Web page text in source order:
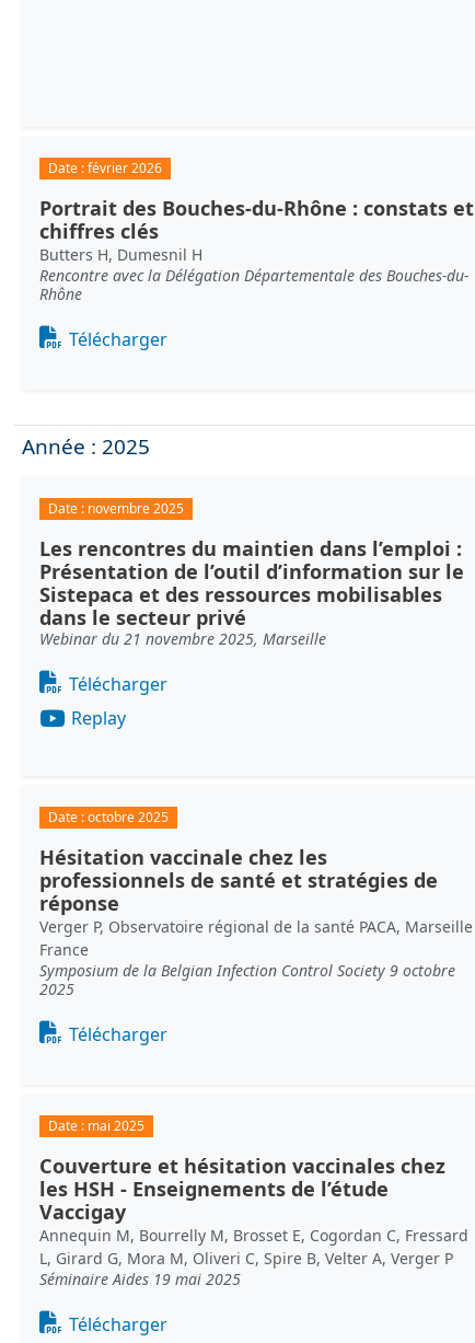
Date :février 2026
Portrait des Bouches-du-Rhône : constats et
chiffres clés
Butters H, Dumesnil H
Rencontre avec la Délégation Départementale des Bouches-du-
Rhône
Document
Télécharger
Année : 2025
Date : novembre 2025
Les rencontres du maintien dans l’emploi :
Présentation de l’outil d’information sur le
Sistepaca et des ressources mobilisables
dans le secteur privé
Webinar du 21 novembre 2025, Marseille
Document
Télécharger
Replay
Date :octobre 2025
Hésitation vaccinale chez les
professionnels de santé et stratégies de
réponse
Verger P, Observatoire régional de la santé PACA, Marseille
France
Symposium de la Belgian Infection Control Society 9 octobre
2025
Document
Télécharger
Date : mai 2025
Couverture et hésitation vaccinales chez
les HSH - Enseignements de l’étude
Vaccigay
Annequin M, Bourrelly M, Brosset E, Cogordan C, Fressard
L, Girard G, Mora M, Oliveri C, Spire B, Velter A, Verger P
Séminaire Aides 19 mai 2025
Document
Télécharger